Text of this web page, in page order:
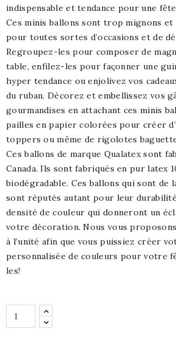
indispensable et tendance pour une
Ces minis ballons sont trop mignons
pour toutes sortes d’occasions et de
Regroupez-les pour composer de
table, enfilez-les pour façonner une
hyper tendance ou enjolivez vos
du ruban. Décorez et embellissez vos
gourmandises en attachant ces minis
pailles en papier colorées pour créer
toppers ou même de rigolotes
Ces ballons de marque Qualatex sont
Canada. Ils sont fabriqués en pur latex
biodégradable. Ces ballons qui sont de
sont réputés autant pour leur
densité de couleur qui donneront un
votre décoration. Nous vous
à l’unité afin que vous puissiez créer
personnalisée de couleurs pour votre
les!